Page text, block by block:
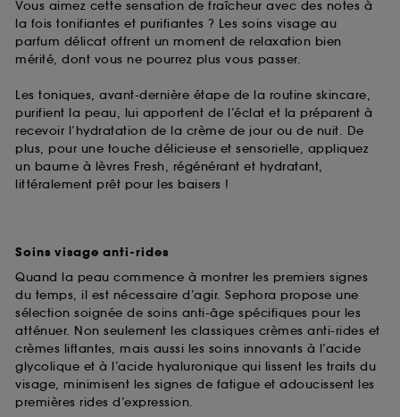
Vous aimez cette sensation de fraîcheur avec des notes à
la fois tonifiantes et purifiantes ? Les soins visage au
parfum délicat offrent un moment de relaxation bien
mérité, dont vous ne pourrez plus vous passer.
Les toniques, avant-dernière étape de la routine skincare,
purifient la peau, lui apportent de l’éclat et la préparent à
recevoir l’hydratation de la crème de jour ou de nuit. De
plus, pour une touche délicieuse et sensorielle, appliquez
un baume à lèvres Fresh, régénérant et hydratant,
littéralement prêt pour les baisers !
Soins visage anti-rides
Quand la peau commence à montrer les premiers signes
du temps, il est nécessaire d’agir. Sephora propose une
sélection soignée de soins anti-âge spécifiques pour les
atténuer. Non seulement les classiques crèmes anti-rides et
crèmes liftantes, mais aussi les soins innovants à l’acide
glycolique et à l’acide hyaluronique qui lissent les traits du
visage, minimisent les signes de fatigue et adoucissent les
premières rides d’expression.